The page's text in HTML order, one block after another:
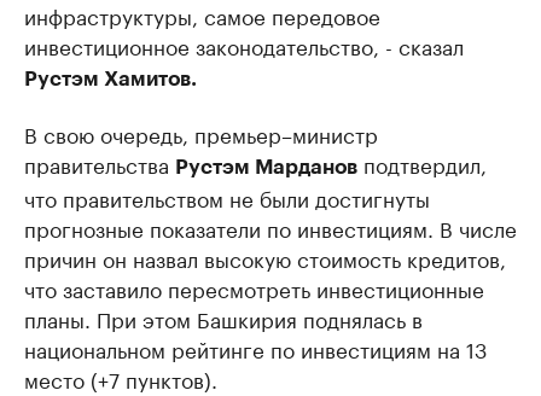
инфраструктуры, самое передовое
инвестиционное законодательство, - сказал
Рустэм Хамитов.
В свою очередь, премьер–министр
правительства Рустэм Марданов подтвердил,
что правительством не были достигнуты
прогнозные показатели по инвестициям. В числе
причин он назвал высокую стоимость кредитов,
что заставило пересмотреть инвестиционные
планы. При этом Башкирия поднялась в
национальном рейтинге по инвестициям на 13
место (+7 пунктов).